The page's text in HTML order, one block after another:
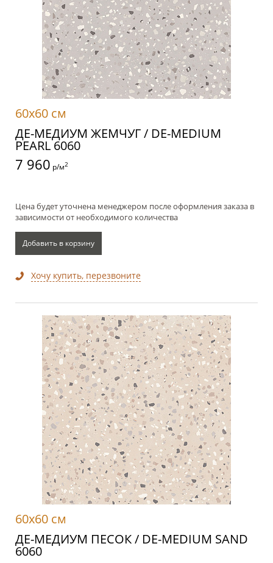
60x60 см
ДЕ-МЕДИУМ ЖЕМЧУГ / DE-MEDIUM
PEARL 6060
7 960 р/м2
Цена будет уточнена менеджером после оформления заказа в
зависимости от необходимого количества
Добавить в корзину
Хочу купить, перезвоните
60x60 см
ДЕ-МЕДИУМ ПЕСОК / DE-MEDIUM SAND
6060